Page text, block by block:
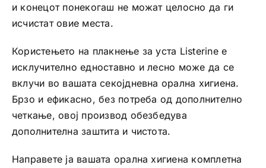
и конецот понекогаш не можат целосно да ги
исчистат овие места.
Користењето на плакнење за уста Listerine е
исклучително едноставно и лесно може да се
вклучи во вашата секојдневна орална хигиена.
Брзо и ефикасно, без потреба од дополнително
четкање, овој производ обезбедува
дополнителна заштита и чистота.
Направете ја вашата орална хигиена комплетна